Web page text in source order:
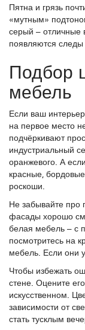
Пятна и грязь
«мутным»
серый – отличные
появляются
Подбор
мебель
Если ваш
на первое место
подчёркивают
индустриальный
оранжевого. А
красные,
роскоши.
Не забывайте
фасады хорошо
белая мебель – с
посмотритесь на
мебель. Если они
Чтобы избежать
стене. Оцените
искусственном.
зависимости от
стать тусклым